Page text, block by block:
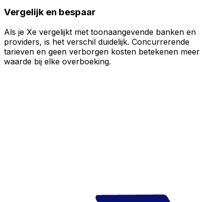
Vergelijk en bespaar
Als je Xe vergelijkt met toonaangevende banken en
providers, is het verschil duidelijk. Concurrerende
tarieven en geen verborgen kosten betekenen meer
waarde bij elke overboeking.